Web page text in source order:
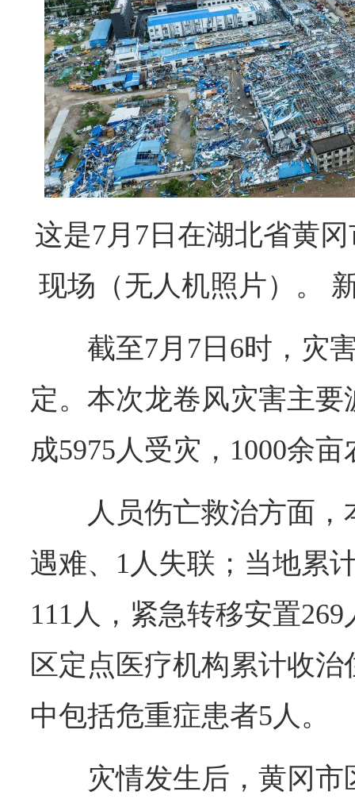
这是7月7日在湖北省黄
现场（无人机照片）。
截至7月7日6时，灾
定。本次龙卷风灾害主
成5975人受灾，1000余
人员伤亡救治方面
遇难、1人失联；当地累
111人，紧急转移安置
区定点医疗机构累计收
中包括危重症患者5人。
灾情发生后，黄冈